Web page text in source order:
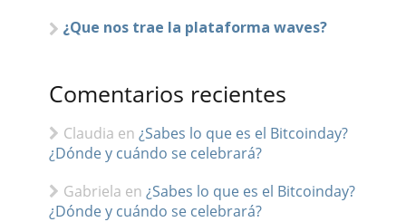
¿Que nos trae la plataforma waves?
Comentarios recientes
Claudia en ¿Sabes lo que es el Bitcoinday?
¿Dónde y cuándo se celebrará?
Gabriela en ¿Sabes lo que es el Bitcoinday?
¿Dónde y cuándo se celebrará?